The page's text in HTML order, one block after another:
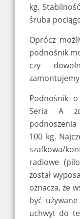
kg.
śruba
Oprócz
podnośnik
czy
Podnośnik
Seria A
100 kg.
szafkowa/
radiowe
został
oznacza, że
być
uchwyt do